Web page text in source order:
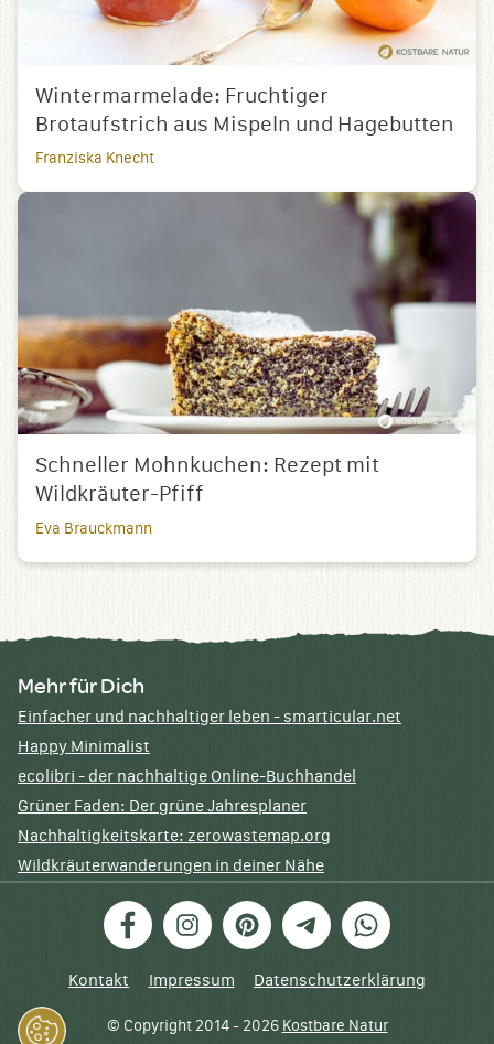
Wintermarmelade: Fruchtiger
Brotaufstrich aus Mispeln und Hagebutten
Franziska Knecht
Schneller Mohnkuchen: Rezept mit
Wildkräuter-Pfiff
Eva Brauckmann
Mehr für Dich
Einfacher und nachhaltiger leben - smarticular.net
Happy Minimalist
ecolibri - der nachhaltige Online-Buchhandel
Grüner Faden: Der grüne Jahresplaner
Nachhaltigkeitskarte: zerowastemap.org
Wildkräuterwanderungen in deiner Nähe
FacebookInstagramPinterestTelegramWhatsApp
Kontakt Impressum Datenschutzerklärung
© Copyright 2014 - 2026 Kostbare Natur